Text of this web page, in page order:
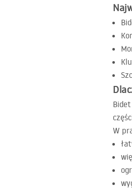
W